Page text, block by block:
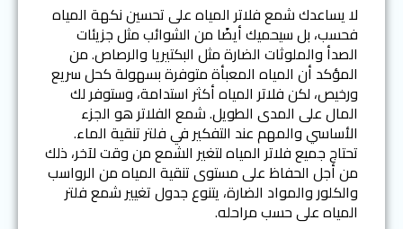
لا يساعدك شمع فلاتر المياه على تحسين نكهة المياه
فحسب، بل سيحميك أيضًا من الشوائب مثل جزيئات
الصدأ والملوثات الضارة مثل البكتيريا والرصاص. من
المؤكد أن المياه المعبأة متوفرة بسهولة كحل سريع
ورخيص، لكن فلاتر المياه أكثر استدامة، وستوفر لك
المال على المدى الطويل. شمع الفلاتر هو الجزء
الأساسي والمهم عند التفكير في فلتر تنقية الماء.
تحتاج جميع فلاتر المياه لتغير الشمع من وقت لآخر، ذلك
من أجل الحفاظ على مستوى تنقية المياه من الرواسب
والكلور والمواد الضارة، يتنوع جدول تغيير شمع فلتر
المياه على حسب مراحله.